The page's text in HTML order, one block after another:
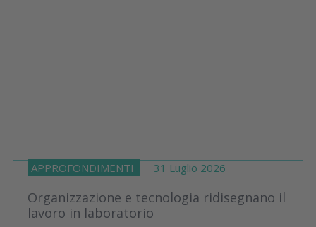
APPROFONDIMENTI 31 Luglio 2026
Organizzazione e tecnologia ridisegnano il
lavoro in laboratorio